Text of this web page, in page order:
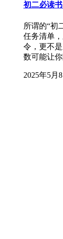
初二必读
所谓的“初
任务清单
令，更不
数可能让
2025年5月8